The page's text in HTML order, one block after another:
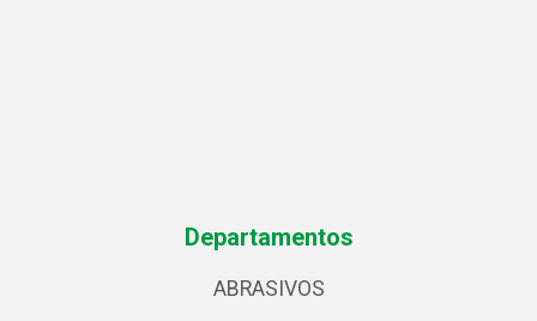
Departamentos
ABRASIVOS